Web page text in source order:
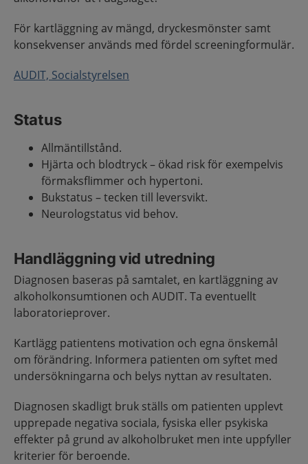
För kartläggning av mängd, dryckesmönster samt
konsekvenser används med fördel screeningformulär.
AUDIT, Socialstyrelsen
Status
Allmäntillstånd.
Hjärta och blodtryck – ökad risk för exempelvis
förmaksflimmer och hypertoni.
Bukstatus – tecken till leversvikt.
Neurologstatus vid behov.
Handläggning vid utredning
Diagnosen baseras på samtalet, en kartläggning av
alkoholkonsumtionen och AUDIT. Ta eventuellt
laboratorieprover.
Kartlägg patientens motivation och egna önskemål
om förändring. Informera patienten om syftet med
undersökningarna och belys nyttan av resultaten.
Diagnosen skadligt bruk ställs om patienten upplevt
upprepade negativa sociala, fysiska eller psykiska
effekter på grund av alkoholbruket men inte uppfyller
kriterier för beroende.